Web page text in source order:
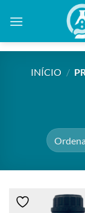
INÍCIO /